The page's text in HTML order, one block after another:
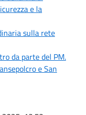
e la
sulla rete
da parte del PM.
e San